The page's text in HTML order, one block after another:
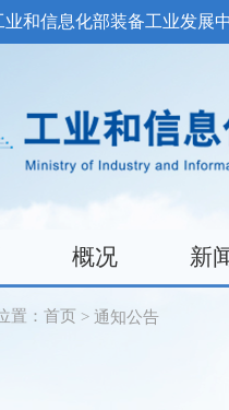
业和信息化部装备工业发展
概况 新
置： 首页 > 通知公告